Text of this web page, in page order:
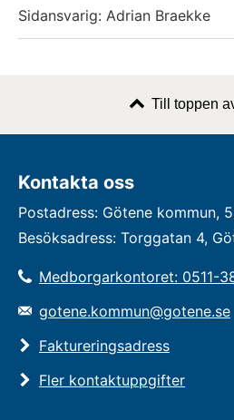
Sidansvarig: Adrian Braekke
Till toppen
Kontakta oss
Postadress: Götene kommun,
Besöksadress: Torggatan 4,
Medborgarkontoret: 0511-
gotene.kommun@gotene.se
Faktureringsadress
Fler kontaktuppgifter